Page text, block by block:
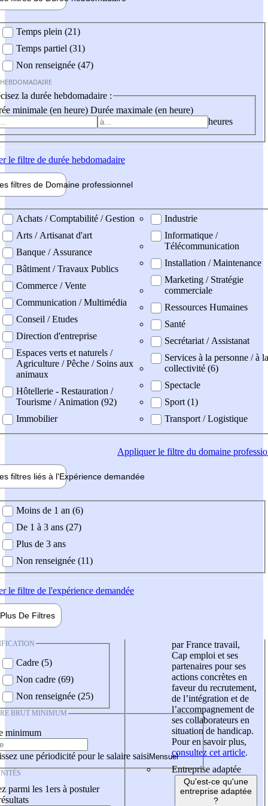
Temps plein (21)
Temps partiel (31)
Non renseignée (47)
la durée hebdomadaire :
minimale (en heure) Durée maximale (en heure)
heures
le filtre de durée hebdomadaire
filtres de Domaine professionnel
professionel
Achats / Comptabilité / Gestion
Arts / Artisanat d'art
Banque / Assurance
Bâtiment / Travaux Publics
Commerce / Vente
Communication / Multimédia
Conseil / Etudes
Direction d'entreprise
Espaces verts et naturels /
Agriculture / Pêche / Soins aux
animaux
Hôtellerie - Restauration /
Tourisme / Animation (92)
Immobilier
Industrie
Informatique /
Télécommunication
Installation / Maintenance
Marketing / Stratégie
commerciale
Ressources Humaines
Santé
Secrétariat / Assistanat
Services à la personne / à la
collectivité (6)
Spectacle
Sport (1)
Transport / Logistique
Appliquerle filtre du domaine
filtres liés à l'Expérience demandée
demandée
Moins de 1 an (6)
De 1 à 3 ans (27)
Plus de 3 ans
Non renseignée (11)
le filtre de l'expérience demandée
Plus De Filtres
Cadre (5)
Non cadre (69)
Non renseignée (25)
BRUT MINIMUM
minimum
une périodicité pour le salaire saisi
parmi les 1ers à postuler
par France travail,
Cap emploi et ses
partenaires pour ses
actions concrètes en
faveur du recrutement,
de l’intégration et de
l’accompagnement de
ses collaborateurs en
situation de handicap.
Pour en savoir plus,
consultez cet article.
Entreprise adaptée
Qu'est-ce qu'une
entreprise adaptée
?